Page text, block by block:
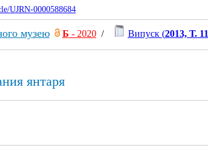
UJRN-0000588684
музею Б - 2020/ Випуск (2013, Т. 11
янтаря